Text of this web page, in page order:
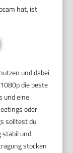
hat, ist
und dabei
die beste
und eine
oder
solltest du
stabil und
stocken